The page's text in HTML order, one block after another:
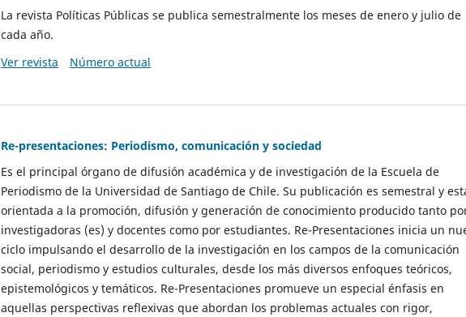
La revista Políticas Públicas se publica semestralmente los meses de enero y julio de
cada año.
Ver revista
Número actual
Re-presentaciones: Periodismo, comunicación y sociedad
Es el principal órgano de difusión académica y de investigación de la Escuela de
Periodismo de la Universidad de Santiago de Chile. Su publicación es semestral y
orientada a la promoción, difusión y generación de conocimiento producido tanto
investigadoras (es) y docentes como por estudiantes. Re-Presentaciones inicia un
ciclo impulsando el desarrollo de la investigación en los campos de la comunicación
social, periodismo y estudios culturales, desde los más diversos enfoques teóricos,
epistemológicos y temáticos. Re-Presentaciones promueve un especial énfasis en
aquellas perspectivas reflexivas que abordan los problemas actuales con rigor,